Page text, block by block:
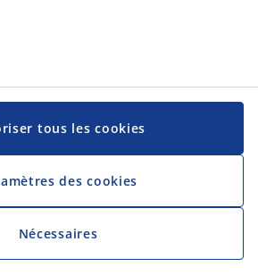
tous les cookies
des cookies
Nécessaires